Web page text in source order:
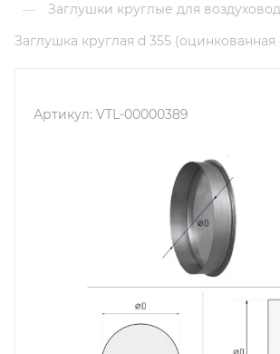
— Заглушки круглые для
Заглушка круглая d 355 (оцинкованная
Артикул: VTL-00000389